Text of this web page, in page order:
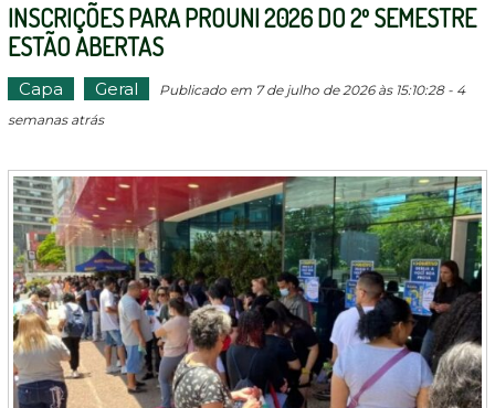
INSCRIÇÕES PARA PROUNI 2026 DO 2º SEMESTRE
ESTÃO ABERTAS
Capa Geral
Publicado em 7 de julho de 2026 às 15:10:28 - 4
semanas atrás